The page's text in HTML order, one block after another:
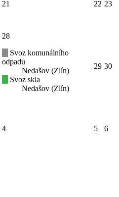
21 22 23
28
Svoz komunálního
odpadu
Nedašov (Zlín)
Svoz skla
Nedašov (Zlín)
29 30
4 5 6